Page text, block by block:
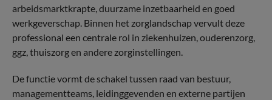
arbeidsmarktkrapte, duurzame inzetbaarheid en goed
werkgeverschap. Binnen het zorglandschap vervult deze
professional een centrale rol in ziekenhuizen, ouderenzorg,
ggz, thuiszorg en andere zorginstellingen.
De functie vormt de schakel tussen raad van bestuur,
managementteams, leidinggevenden en externe partijen